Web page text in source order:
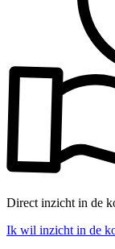
Direct inzicht in de
Ik wil inzicht in de